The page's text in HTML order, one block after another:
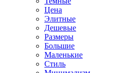
Цена
Элитные
Дешевые
Размеры
Большие
Маленькие
Стиль